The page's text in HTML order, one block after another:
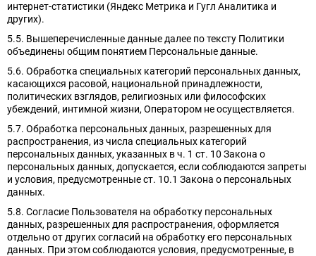
интернет-статистики (Яндекс Метрика и Гугл Аналитика и
других).
5.5. Вышеперечисленные данные далее по тексту Политики
объединены общим понятием Персональные данные.
5.6. Обработка специальных категорий персональных данных,
касающихся расовой, национальной принадлежности,
политических взглядов, религиозных или философских
убеждений, интимной жизни, Оператором не осуществляется.
5.7. Обработка персональных данных, разрешенных для
распространения, из числа специальных категорий
персональных данных, указанных в ч. 1 ст. 10 Закона о
персональных данных, допускается, если соблюдаются запреты
и условия, предусмотренные ст. 10.1 Закона о персональных
данных.
5.8. Согласие Пользователя на обработку персональных
данных, разрешенных для распространения, оформляется
отдельно от других согласий на обработку его персональных
данных. При этом соблюдаются условия, предусмотренные, в